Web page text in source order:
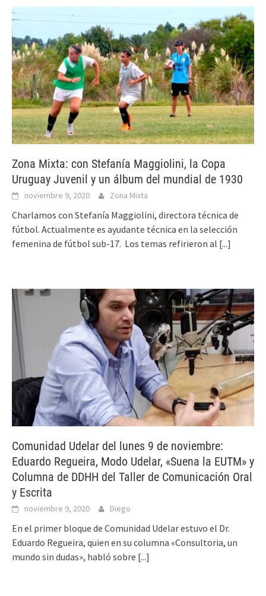
Zona Mixta: con Stefanía Maggiolini, la Copa
Uruguay Juvenil y un álbum del mundial de 1930
noviembre 9, 2020 Zona Mixta
Charlamos con Stefanía Maggiolini, directora técnica de
fútbol. Actualmente es ayudante técnica en la selección
femenina de fútbol sub-17. Los temas refirieron al [...]
Comunidad Udelar del lunes 9 de noviembre:
Eduardo Regueira, Modo Udelar, «Suena la EUTM» y
Columna de DDHH del Taller de Comunicación Oral
y Escrita
noviembre 9, 2020 Diego
En el primer bloque de Comunidad Udelar estuvo el Dr.
Eduardo Regueira, quien en su columna «Consultoria, un
mundo sin dudas», habló sobre [...]